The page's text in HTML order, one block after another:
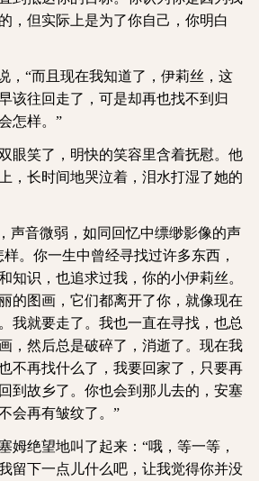
，但实际上是为了你自己，你明白
，“而且现在我知道了，伊莉丝，这
该往回走了，可是却再也找不到归
怎样。”
眼笑了，明快的笑容里含着抚慰。他
，长时间地哭泣着，泪水打湿了她的
声音微弱，如同回忆中缥缈影像的声
。你一生中曾经寻找过许多东西，
知识，也追求过我，你的小伊莉丝。
的图画，它们都离开了你，就像现在
我就要走了。我也一直在寻找，也总
，然后总是破碎了，消逝了。现在我
不再找什么了，我要回家了，只要再
到故乡了。你也会到那儿去的，安塞
会再有皱纹了。”
姆绝望地叫了起来： “哦，等一等，
留下一点儿什么吧，让我觉得你并没